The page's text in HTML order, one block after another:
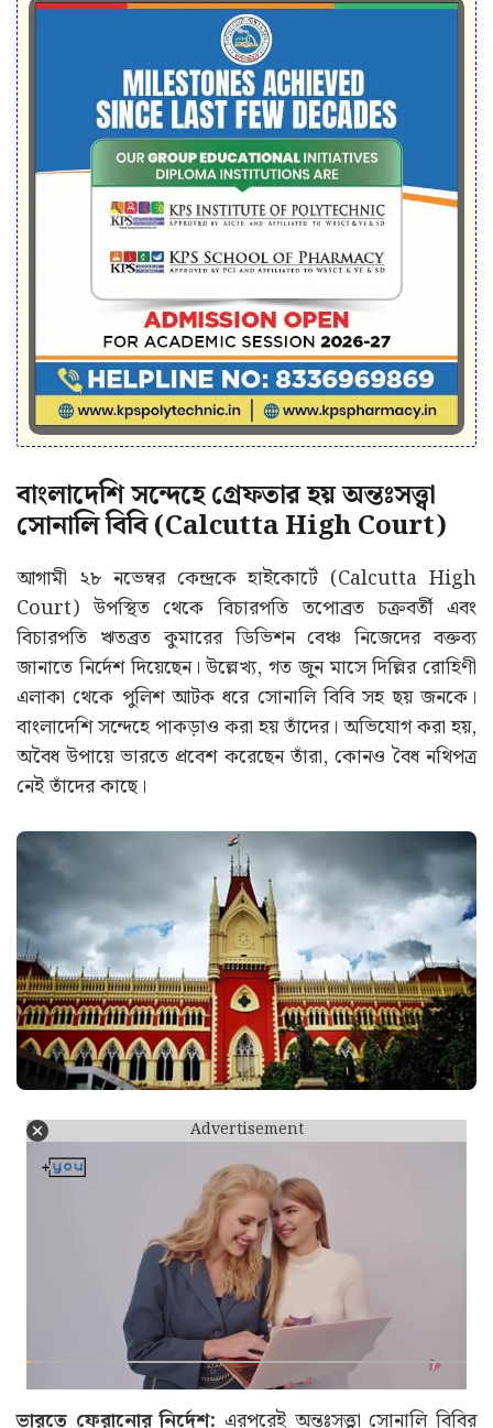
বাংলাদেশি সন্দেহে গ্রেফতার হয় অন্তঃসত্ত্বা
সোনালি বিবি (Calcutta High Court)
আগামী ২৮ নভেম্বর কেন্দ্রকে হাইকোর্টে (Calcutta High
Court) উপস্থিত থেকে বিচারপতি তপোব্রত চক্রবর্তী এবং
বিচারপতি ঋতব্রত কুমারের ডিভিশন বেঞ্চ নিজেদের বক্তব্য
জানাতে নির্দেশ দিয়েছেন। উল্লেখ্য, গত জুন মাসে দিল্লির রোহিণী
এলাকা থেকে পুলিশ আটক ধরে সোনালি বিবি সহ ছয় জনকে।
বাংলাদেশি সন্দেহে পাকড়াও করা হয় তাঁদের। অভিযোগ করা হয়,
অবৈধ উপায়ে ভারতে প্রবেশ করেছেন তাঁরা, কোনও বৈধ নথিপত্র
নেই তাঁদের কাছে।
Advertisement
ভারতে ফেরানোর নির্দেশ: এরপরেই অন্তঃসত্ত্বা সোনালি বিবির